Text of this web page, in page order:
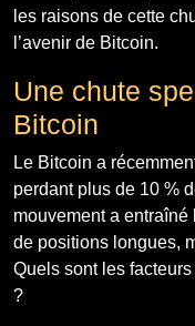
les raisons de cette
l’avenir de Bitcoin.
Une chute
Bitcoin
Le Bitcoin a
perdant plus de 10 %
mouvement a entraîné
de positions longues,
Quels sont les
?